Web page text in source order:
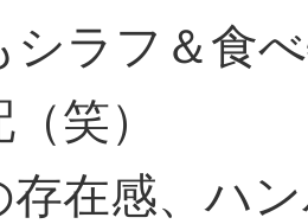
シラフ＆食
笑）
存在感、ハ